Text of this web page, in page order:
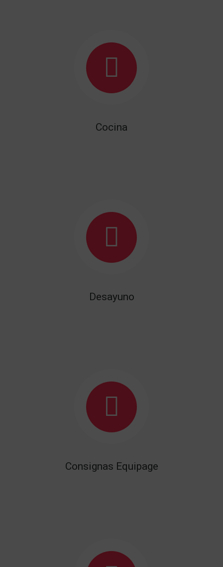
Cocina
Desayuno
Consignas Equipage